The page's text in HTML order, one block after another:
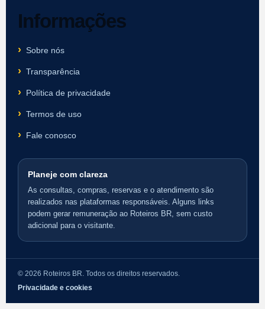
Informações
Sobre nós
Transparência
Política de privacidade
Termos de uso
Fale conosco
Planeje com clareza
As consultas, compras, reservas e o atendimento são
realizados nas plataformas responsáveis. Alguns links
podem gerar remuneração ao Roteiros BR, sem custo
adicional para o visitante.
© 2026 Roteiros BR. Todos os direitos reservados.
Privacidade e cookies